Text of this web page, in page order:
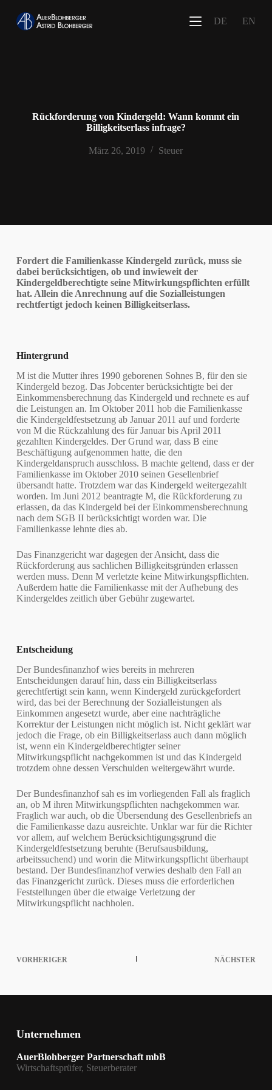
u
DE EN
Rückforderung von Kindergeld: Wann kommt ein
Billigkeitserlass infrage?
März 26, 2019 Steuer
Fordert die Familienkasse Kindergeld zurück, muss sie
dabei berücksichtigen, ob und inwieweit der
Kindergeldberechtigte seine Mitwirkungspflichten erfüllt
hat. Allein die Anrechnung auf die Sozialleistungen
rechtfertigt jedoch keinen Billigkeitserlass.
Hintergrund
M ist die Mutter ihres 1990 geborenen Sohnes B, für den sie
Kindergeld bezog. Das Jobcenter berücksichtigte bei der
Einkommensberechnung das Kindergeld und rechnete es auf
die Leistungen an. Im Oktober 2011 hob die Familienkasse
die Kindergeldfestsetzung ab Januar 2011 auf und forderte
von M die Rückzahlung des für Januar bis April 2011
gezahlten Kindergeldes. Der Grund war, dass B eine
Beschäftigung aufgenommen hatte, die den
Kindergeldanspruch ausschloss. B machte geltend, dass er der
Familienkasse im Oktober 2010 seinen Gesellenbrief
übersandt hatte. Trotzdem war das Kindergeld weitergezahlt
worden. Im Juni 2012 beantragte M, die Rückforderung zu
erlassen, da das Kindergeld bei der Einkommensberechnung
nach dem SGB II berücksichtigt worden war. Die
Familienkasse lehnte dies ab.
Das Finanzgericht war dagegen der Ansicht, dass die
Rückforderung aus sachlichen Billigkeitsgründen erlassen
werden muss. Denn M verletzte keine Mitwirkungspflichten.
Außerdem hatte die Familienkasse mit der Aufhebung des
Kindergeldes zeitlich über Gebühr zugewartet.
Entscheidung
Der Bundesfinanzhof wies bereits in mehreren
Entscheidungen darauf hin, dass ein Billigkeitserlass
gerechtfertigt sein kann, wenn Kindergeld zurückgefordert
wird, das bei der Berechnung der Sozialleistungen als
Einkommen angesetzt wurde, aber eine nachträgliche
Korrektur der Leistungen nicht möglich ist. Nicht geklärt war
jedoch die Frage, ob ein Billigkeitserlass auch dann möglich
ist, wenn ein Kindergeldberechtigter seiner
Mitwirkungspflicht nachgekommen ist und das Kindergeld
trotzdem ohne dessen Verschulden weitergewährt wurde.
Der Bundesfinanzhof sah es im vorliegenden Fall als fraglich
an, ob M ihren Mitwirkungspflichten nachgekommen war.
Fraglich war auch, ob die Übersendung des Gesellenbriefs an
die Familienkasse dazu ausreichte. Unklar war für die Richter
vor allem, auf welchem Berücksichtigungsgrund die
Kindergeldfestsetzung beruhte (Berufsausbildung,
arbeitssuchend) und worin die Mitwirkungspflicht überhaupt
bestand. Der Bundesfinanzhof verwies deshalb den Fall an
das Finanzgericht zurück. Dieses muss die erforderlichen
Feststellungen über die etwaige Verletzung der
Mitwirkungspflicht nachholen.
VORHERIGER NÄCHSTER
Unternehmen
AuerBlohberger Partnerschaft mbB
Wirtschaftsprüfer, Steuerberater